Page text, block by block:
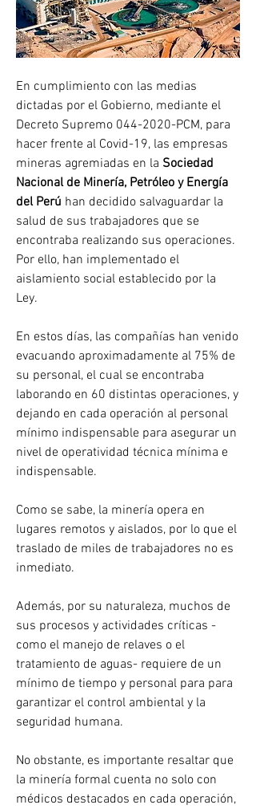
En cumplimiento con las medias
dictadas por el Gobierno, mediante el
Decreto Supremo 044-2020-PCM, para
hacer frente al Covid-19, las empresas
mineras agremiadas en la Sociedad
Nacional de Minería, Petróleo y Energía
del Perú han decidido salvaguardar la
salud de sus trabajadores que se
encontraba realizando sus operaciones.
Por ello, han implementado el
aislamiento social establecido por la
Ley.
En estos días, las compañías han venido
evacuando aproximadamente al 75% de
su personal, el cual se encontraba
laborando en 60 distintas operaciones, y
dejando en cada operación al personal
mínimo indispensable para asegurar un
nivel de operatividad técnica mínima e
indispensable.
Como se sabe, la minería opera en
lugares remotos y aislados, por lo que el
traslado de miles de trabajadores no es
inmediato.
Además, por su naturaleza, muchos de
sus procesos y actividades críticas -
como el manejo de relaves o el
tratamiento de aguas- requiere de un
mínimo de tiempo y personal para para
garantizar el control ambiental y la
seguridad humana.
No obstante, es importante resaltar que
la minería formal cuenta no solo con
médicos destacados en cada operación,